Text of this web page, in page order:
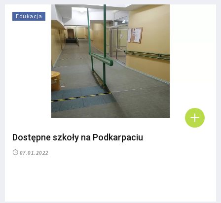
Edukacja
Dostępne szkoły na Podkarpaciu
07.01.2022